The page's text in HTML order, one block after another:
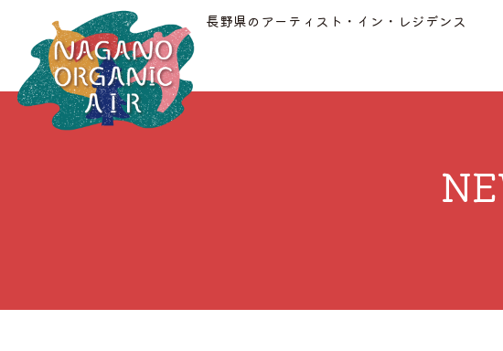
長野県のアーティスト・イン・レジデンス